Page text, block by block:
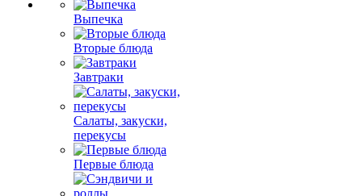
Выпечка
Вторые блюда
Завтраки
Салаты, закуски,
перекусы
Первые блюда